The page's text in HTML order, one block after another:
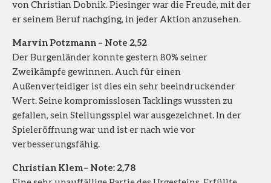
von Christian Dobnik. Piesinger war die Freude, mit der
er seinem Beruf nachging, in jeder Aktion anzusehen.
Marvin Potzmann – Note 2,52
Der Burgenländer konnte gestern 80% seiner
Zweikämpfe gewinnen. Auch für einen
Außenverteidiger ist dies ein sehr beeindruckender
Wert. Seine kompromisslosen Tacklings wussten zu
gefallen, sein Stellungsspiel war ausgezeichnet. In der
Spieleröffnung war und ist er nach wie vor
verbesserungsfähig.
Christian Klem – Note: 2,78